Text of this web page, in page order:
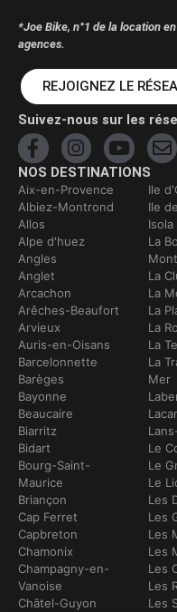
*Joe Bike, n°1 de la location
agences.
REJOIGNEZ LE
Suivez-nous sur les
NOS DESTINATIONS
Aix-en-Provence
Albiez-Montrond
Allos
Alpe d'huez
Angles
Anglet
Arcachon
Arêches-Beaufort
Arvieux
Auris-en-Oisans
Barcelonnette
Barèges
Bayonne
Beaucaire
Biarritz
Bidart
Bourg-Saint-
Maurice
Briançon
Cap Ferret
Capbreton
Chamonix
Champagny-en-
Vanoise
Châtel-Guyon
Ile
Ile
Isola
La
La
La
La
La
La
La
Mer
Le
Le
Le
Les
Les
Les
Les
Les
Les
Les